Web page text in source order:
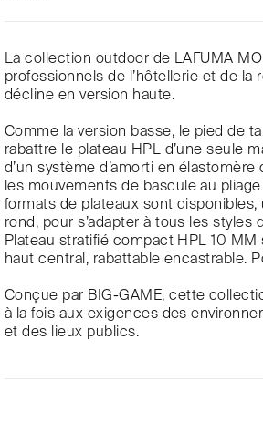
La collection outdoor de LAFUMA
professionnels de l’hôtellerie et de la
décline en version haute.
Comme la version basse, le pied de
rabattre le plateau HPL d’une seule
d’un système d’amorti en
les mouvements de bascule au
formats de plateaux sont disponibles,
rond, pour s’adapter à tous les styles
Plateau stratifié compact HPL 10
haut central, rabattable encastrable.
Conçue par BIG-GAME, cette
à la fois aux exigences des
et des lieux publics.